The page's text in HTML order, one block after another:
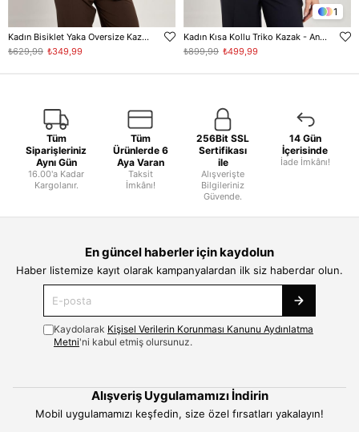
Kadın Bisiklet Yaka Oversize Kazak - Siyah
₺349,99
₺629,99
1
Kadın Kısa Kollu Triko Kazak - Antrasit
₺499,99
₺899,99
Tüm
Siparişleriniz
Aynı Gün
16.00'a Kadar
Kargolanır.
Tüm
Ürünlerde 6
Aya Varan
Taksit
İmkânı!
256Bit SSL
Sertifikası
ile
Alışverişte
Bilgileriniz
Güvende.
14 Gün
İçerisinde
İade İmkânı!
En güncel haberler için kaydolun
Haber listemize kayıt olarak kampanyalardan ilk siz haberdar olun.
Kaydolarak Kişisel Verilerin Korunması Kanunu Aydınlatma
Metni'ni kabul etmiş olursunuz.
Alışveriş Uygulamamızı İndirin
Mobil uygulamamızı keşfedin, size özel fırsatları yakalayın!